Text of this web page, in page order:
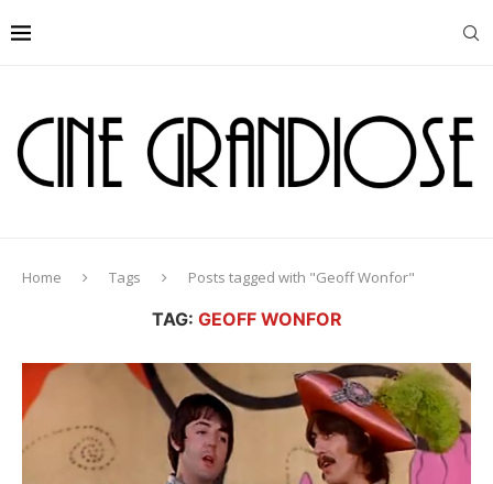
Home Tags Posts tagged with "Geoff Wonfor"
TAG: GEOFF WONFOR